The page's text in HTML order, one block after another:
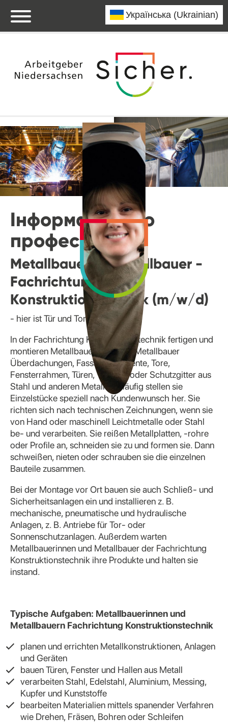
Інформація про
професію
Metallbauerin/ Metallbauer -
Fachrichtung
Konstruktionstechnik (m/w/d)
- hier ist Tür und Tor (betr)offen
In der Fachrichtung Konstruktionstechnik fertigen und
montieren Metallbauerinnen und Metallbauer
Überdachungen, Fassadenelemente, Tore,
Fensterrahmen, Türen, Treppen oder Schutzgitter aus
Stahl und anderen Metallen. Häufig stellen sie
Einzelstücke speziell nach Kundenwunsch her. Sie
richten sich nach technischen Zeichnungen, wenn sie
von Hand oder maschinell Leichtmetalle oder Stahl
be- und verarbeiten. Sie reißen Metallplatten, -rohre
oder Profile an, schneiden sie zu und formen sie. Dann
schweißen, nieten oder schrauben sie die einzelnen
Bauteile zusammen.
Bei der Montage vor Ort bauen sie auch Schließ- und
Sicherheitsanlagen ein und installieren z. B.
mechanische, pneumatische und hydraulische
Anlagen, z. B. Antriebe für Tor- oder
Sonnenschutzanlagen. Außerdem warten
Metallbauerinnen und Metallbauer der Fachrichtung
Konstruktionstechnik ihre Produkte und halten sie
instand.
Typische Aufgaben: Metallbauerinnen und
Metallbauern Fachrichtung Konstruktionstechnik
planen und errichten Metallkonstruktionen, Anlagen
und Geräten
bauen Türen, Fenster und Hallen aus Metall
verarbeiten Stahl, Edelstahl, Aluminium, Messing,
Kupfer und Kunststoffe
bearbeiten Materialien mittels spanender Verfahren
wie Drehen, Fräsen, Bohren oder Schleifen